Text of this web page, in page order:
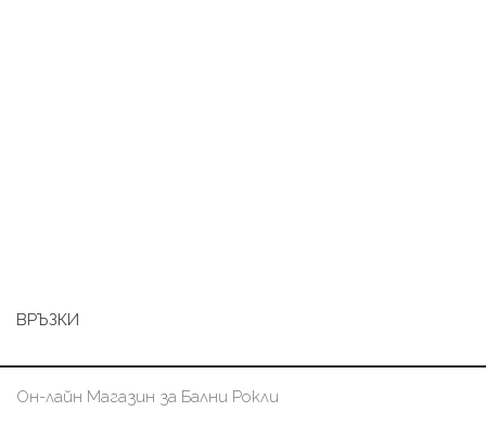
ВРЪЗКИ
Он-лайн Магазин за Бални Рокли